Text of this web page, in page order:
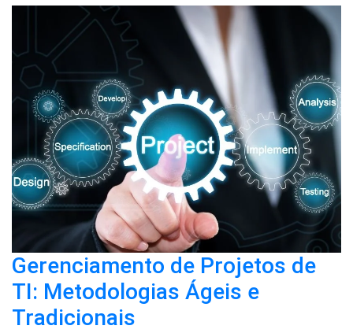
Gerenciamento de Projetos de
TI: Metodologias Ágeis e
Tradicionais